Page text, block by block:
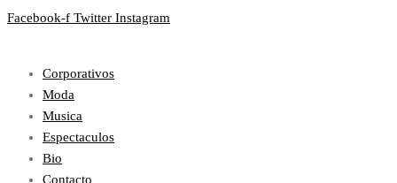
Facebook-f Twitter Instagram
Corporativos
Moda
Musica
Espectaculos
Bio
Contacto